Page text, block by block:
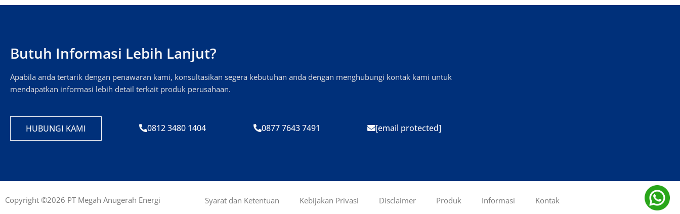
Butuh Informasi Lebih Lanjut?
Apabila anda tertarik dengan penawaran kami, konsultasikan segera kebutuhan anda dengan menghubungi kontak kami untuk
mendapatkan informasi lebih detail terkait produk perusahaan.
HUBUNGI KAMI 0812 3480 1404 0877 7643 7491 [email protected]
Copyright ©2026 PT Megah Anugerah Energi Syarat dan Ketentuan Kebijakan Privasi Disclaimer Produk Informasi Kontak